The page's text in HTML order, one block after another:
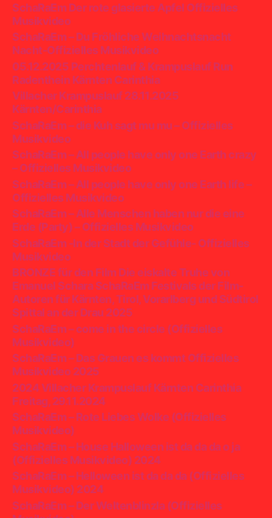
SchaRaEm Der rote glasierte Apfel Offizielles
Musikvideo
SchaRaEm – Du Fröhliche Weihnachtsnacht
Nacht-Offizielles Musikvideo
05.12.2025 Perchtenlauf & Krampuslauf Run
Radenthein Kärnten Carinthia
Villacher Krampuslauf 28.11.2025
Kärnten/Carinthia
SchaRaEm – die Kuh sagt mu mu – Offizielles
Musikvideo
SchaRaEm – All people have only one Earth crazy
– Offizielles Musikvideo
SchaRaEm – All people have only one Earth life –
Offizielles Musikvideo
SchaRaEm – Alle Menschen haben nur die eine
Erde (Party) – Offizielles Musikvideo
SchaRaEm -In der Stadt der Gefühle- Offizielles
Musikvideo
BRONZE für den Film Die eiskalte Truhe von
Emanuel Schara SchaRaEm Festivals der Film-
Autoren für Kärnten, Tirol, Vorarlberg und Südtirol
Spittal an der Drau 2025
SchaRaEm – come in the circle (Offizielles
Musikvideo)
SchaRaEm – Das Grauen es kommt Offizielles
Musikvideo 2025
2024 Villacher Krampuslauf Kärnten Carinthia
Freitag, 29.11.2024
SchaRaEm – Rote Liebes Wolke (Offizielles
Musikvideo)
SchaRaEm – House Halloween ist da da da o ja
(Offizielles Musikvideo) 2024
SchaRaEm – Helloween ist da da da (Offizielles
Musikvideo) 2024
SchaRaEm – Der Weltenblinzla (Offizielles